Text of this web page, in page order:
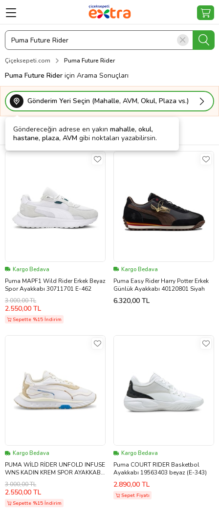
Çiçeksepeti.com Puma Future Rider
Puma Future Rider için Arama Sonuçları
Gönderim Yeri Seçin (Mahalle, AVM, Okul, Plaza vs.)
Göndereceğin adrese en yakın mahalle, okul,
hastane, plaza, AVM gibi noktaları yazabilirsin.
Filtrele Sırala Kargo Bedava
Kargo Bedava
Puma MAPF1 Wild Rider Erkek Beyaz
Spor Ayakkabı 30711701 E-462
3.000,00 TL
2.550,00 TL
Sepette %15 İndirim
Kargo Bedava
Puma Easy Rider Harry Potter Erkek
Günlük Ayakkabı 40120801 Siyah
6.320,00 TL
Kargo Bedava
PUMA WİLD RİDER UNFOLD INFUSE
WNS KADIN KREM SPOR AYAKKABI
38405001 B-13
3.000,00 TL
2.550,00 TL
Sepette %15 İndirim
Kargo Bedava
Puma COURT RIDER Basketbol
Ayakkabı 19563403 beyaz (E-343)
2.890,00 TL
Sepet Fiyatı